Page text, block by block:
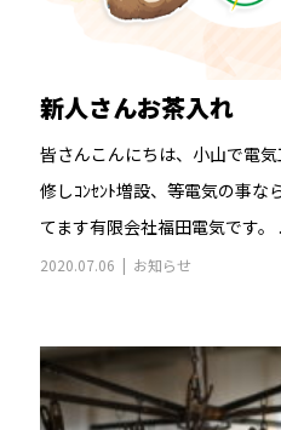
新人さんお茶入れ
皆さんこんにちは、小山で電
修しｺﾝｾﾝﾄ増設、等電気の事な
てます有限会社福田電気です。
2020.07.06 お知らせ